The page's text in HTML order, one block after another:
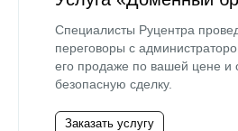
Специалисты Руцентра
переговоры с
его продаже по вашей цене и
безопасную сделку.
Заказать услугу